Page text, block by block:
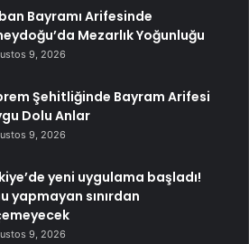
Bayramı Arifesinde
Mezarlık Yoğunluğu
9, 2026
Şehitliğinde Bayram Arifesi
Dolu Anlar
9, 2026
yeni uygulama başladı!
yapmayan sınırdan
9, 2026